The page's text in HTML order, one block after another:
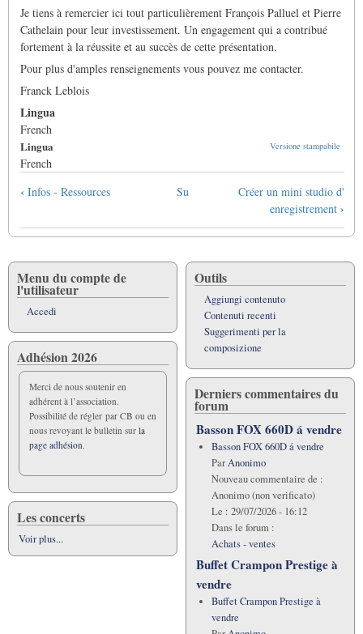
Je tiens à remercier ici tout particulièrement François Palluel et Pierre
Cathelain pour leur investissement. Un engagement qui a contribué
fortement à la réussite et au succès de cette présentation.
Pour plus d'amples renseignements vous pouvez me contacter.
Franck Leblois
Lingua
French
Versione stampabile
Lingua
French
Link
attraversamento
del
book
per
Cartographie
du
Basson
‹ Infos - Ressources Su
Créer un mini studio d'
enregistrement ›
Menu du compte de
l'utilisateur
Accedi
Adhésion 2026
Merci de nous soutenir en
adhérent à l’association.
Possibilité de régler par CB ou en
nous revoyant le bulletin sur la
page adhésion.
Les concerts
Voir plus...
Outils
Aggiungi contenuto
Contenuti recenti
Suggerimenti per la
composizione
Derniers commentaires du
forum
Basson FOX 660D á vendre
Basson FOX 660D á vendre
ParAnonimo
Nouveau commentaire de :
Anonimo (non verificato)
Le : 29/07/2026 - 16:12
Dans le forum :
Achats - ventes
Buffet Crampon Prestige à
vendre
Buffet Crampon Prestige à
vendre